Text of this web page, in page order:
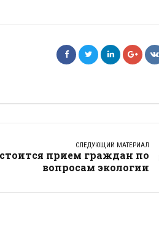
СЛЕДУЮЩИЙ МАТЕРИАЛ
прием граждан по
вопросам экологии